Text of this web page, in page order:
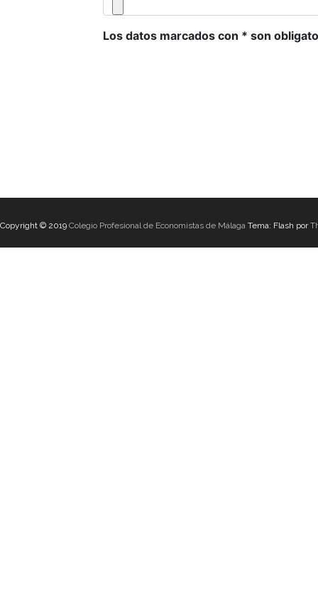
Los datos marcados con * son
Copyright © 2019 Colegio Profesional de Economistas de Málaga Tema: Flash por